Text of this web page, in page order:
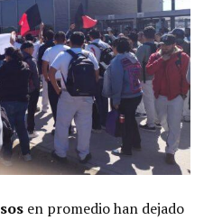
en promedio han dejado